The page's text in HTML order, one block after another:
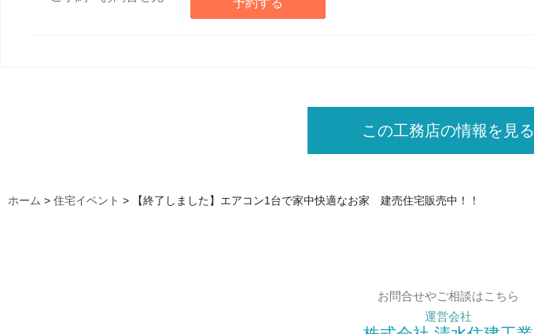
この工務店の情報を見る
ホーム > 住宅イベント > 【終了しました】エアコン1台で家中快適なお家 建売住宅販売中！！
お問合せやご相談はこちら
運営会社